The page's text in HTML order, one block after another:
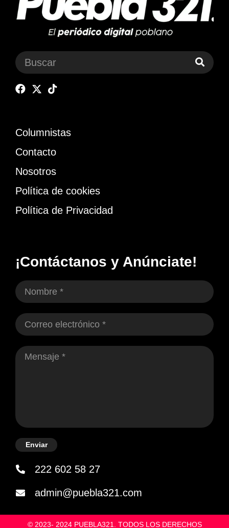
Columnistas
Contacto
Nosotros
Política de cookies
Política de Privacidad
¡Contáctanos y Anúnciate!
Enviar
222 602 58 27
admin@puebla321.com
© 2023- 2024 PUEBLA321. TODOS LOS DERECHOS